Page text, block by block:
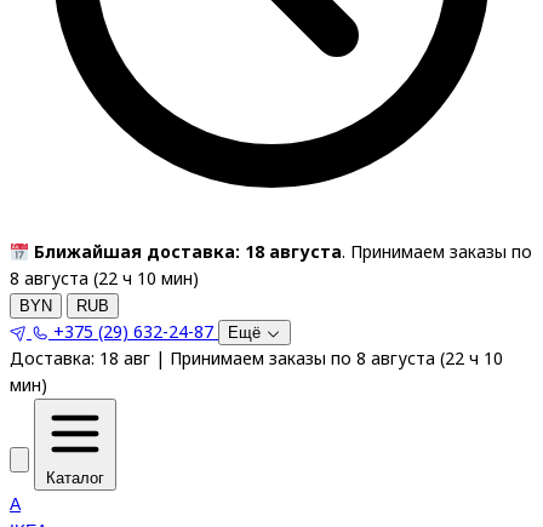
Ближайшая доставка: 18 августа. Принимаем заказы по
8 августа (22 ч 10 мин)
BYN RUB
+375 (29) 632-24-87 Ещё
Доставка: 18 авг | Принимаем заказы по 8 августа (22 ч 10
мин)
Каталог
A